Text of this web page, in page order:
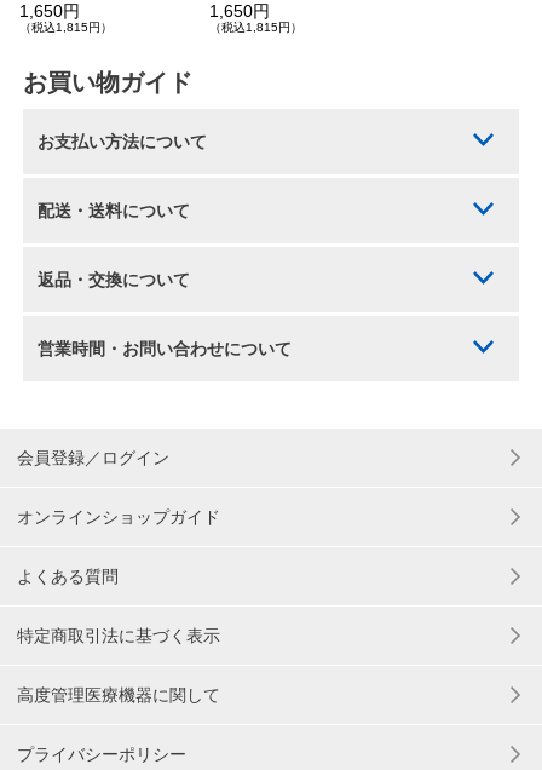
1,650円
（税込1,815円）
1,650円
（税込1,815円）
お買い物ガイド
お支払い方法について
配送・送料について
返品・交換について
営業時間・お問い合わせについて
会員登録／ログイン
オンラインショップガイド
よくある質問
特定商取引法に基づく表示
高度管理医療機器に関して
プライバシーポリシー